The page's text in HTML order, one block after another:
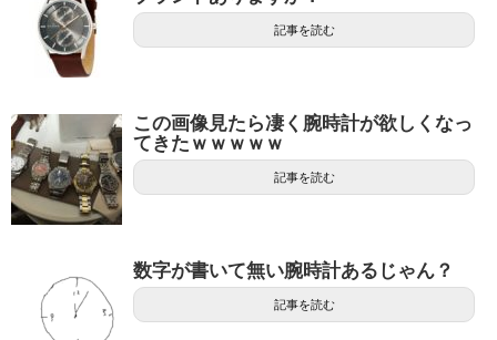
記事を読む
この画像見たら凄く腕時計が欲しくなっ
てきたｗｗｗｗｗ
記事を読む
数字が書いて無い腕時計あるじゃん？
記事を読む